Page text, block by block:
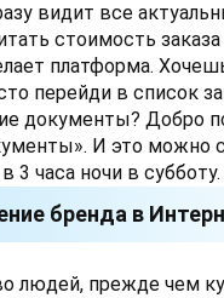
видит все
стоимость
платформа.
перейди в список
документы? Добро
И это можно
3 часа ночи в субботу.
бренда в
людей, прежде чем